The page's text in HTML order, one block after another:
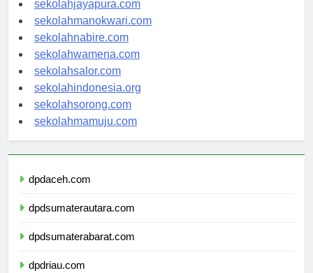
sekolahjayapura.com
sekolahmanokwari.com
sekolahnabire.com
sekolahwamena.com
sekolahsalor.com
sekolahindonesia.org
sekolahsorong.com